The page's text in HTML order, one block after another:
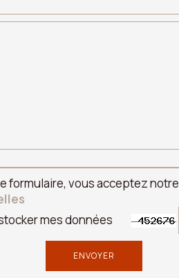
formulaire, vous acceptez notre
mes données
ENVOYER